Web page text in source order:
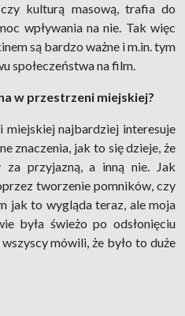
kulturą masową, trafia do
wpływania na nie. Tak więc
są bardzo ważne i m.in. tym
społeczeństwa na film.
w przestrzeni miejskiej?
miejskiej najbardziej interesuje
znaczenia, jak to się dzieje, że
za przyjazną, a inną nie. Jak
tworzenie pomników, czy
jak to wygląda teraz, ale moja
była świeżo po odsłonięciu
mówili, że było to duże